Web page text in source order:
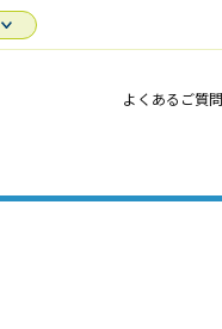
よくあるご質問